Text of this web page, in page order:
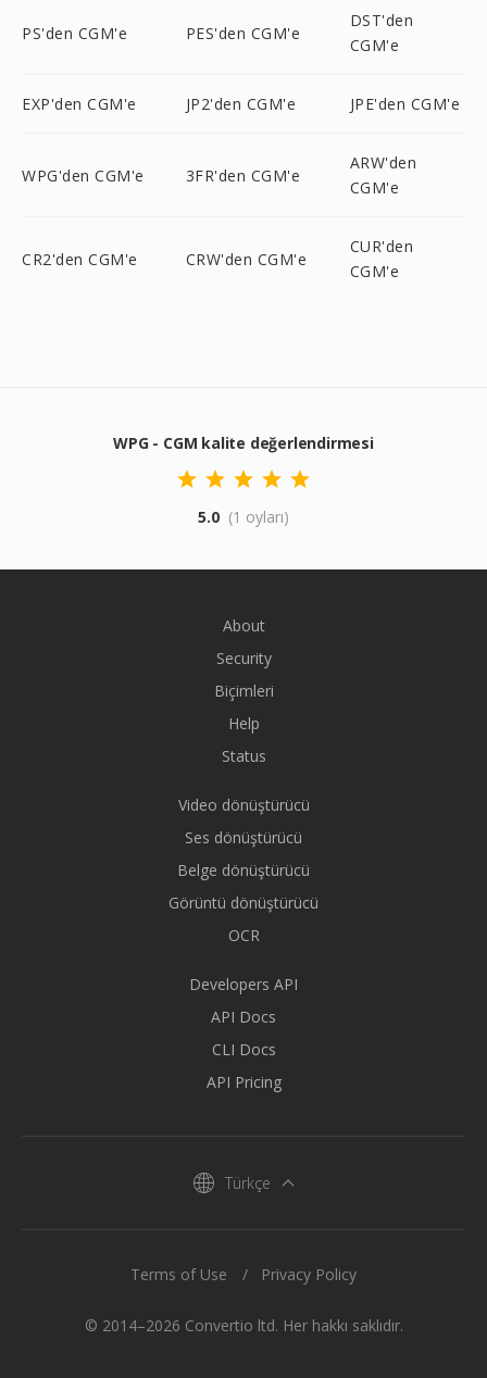
PS'den CGM'e PES'den CGM'e
DST'den
CGM'e
EXP'den CGM'e JP2'den CGM'e JPE'den CGM'e
WPG'den CGM'e 3FR'den CGM'e
ARW'den
CGM'e
CR2'den CGM'e CRW'den CGM'e
CUR'den
CGM'e
WPG - CGM kalite değerlendirmesi
5.0 (1 oyları)
About
Security
Biçimleri
Help
Status
Video dönüştürücü
Ses dönüştürücü
Belge dönüştürücü
Görüntü dönüştürücü
OCR
Developers API
API Docs
CLI Docs
API Pricing
Türkçe
© 2014–2026 Convertio ltd. Her hakkı saklıdır.
Terms of Use Privacy Policy